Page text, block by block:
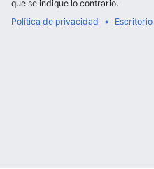
que se indique lo contrario.
Política de privacidad
Escritorio